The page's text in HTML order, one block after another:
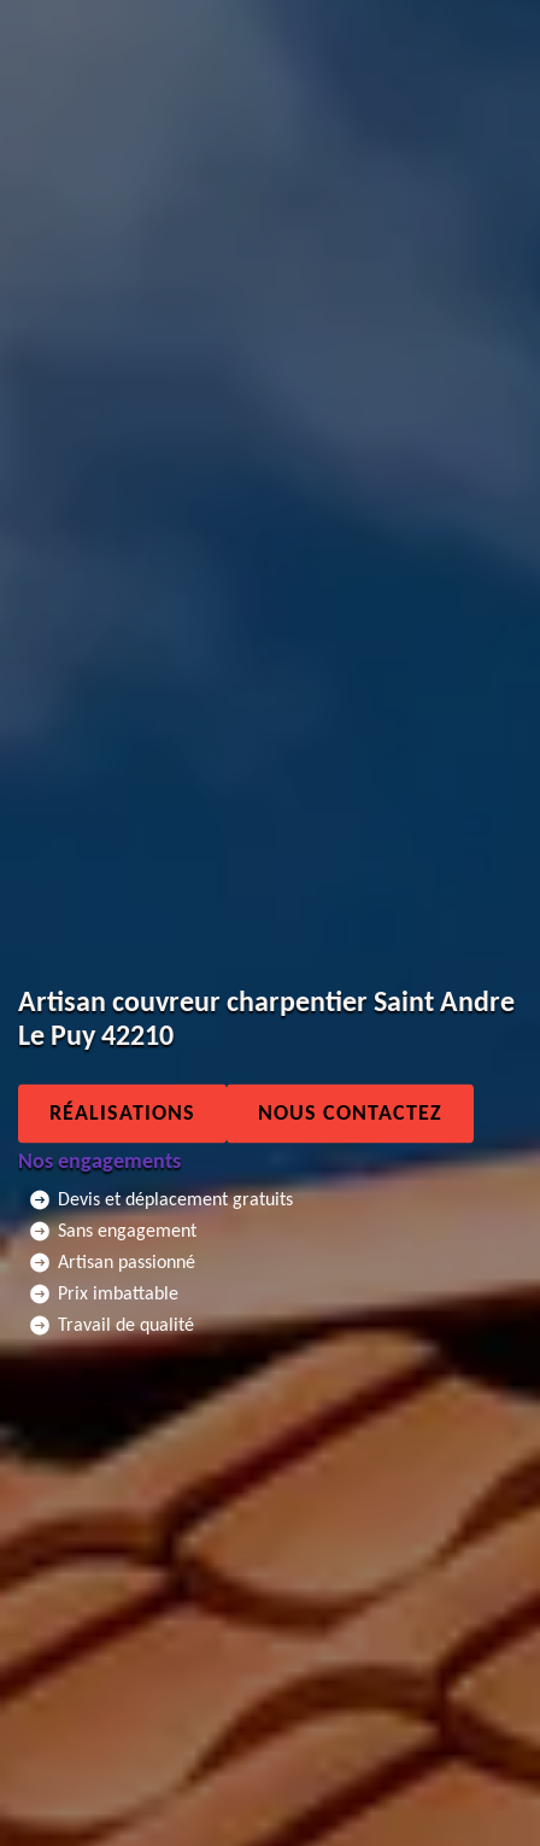
Artisan couvreur charpentier Saint Andre
Le Puy 42210
RÉALISATIONS NOUS CONTACTEZ
Nos engagements
Devis et déplacement gratuits
Sans engagement
Artisan passionné
Prix imbattable
Travail de qualité